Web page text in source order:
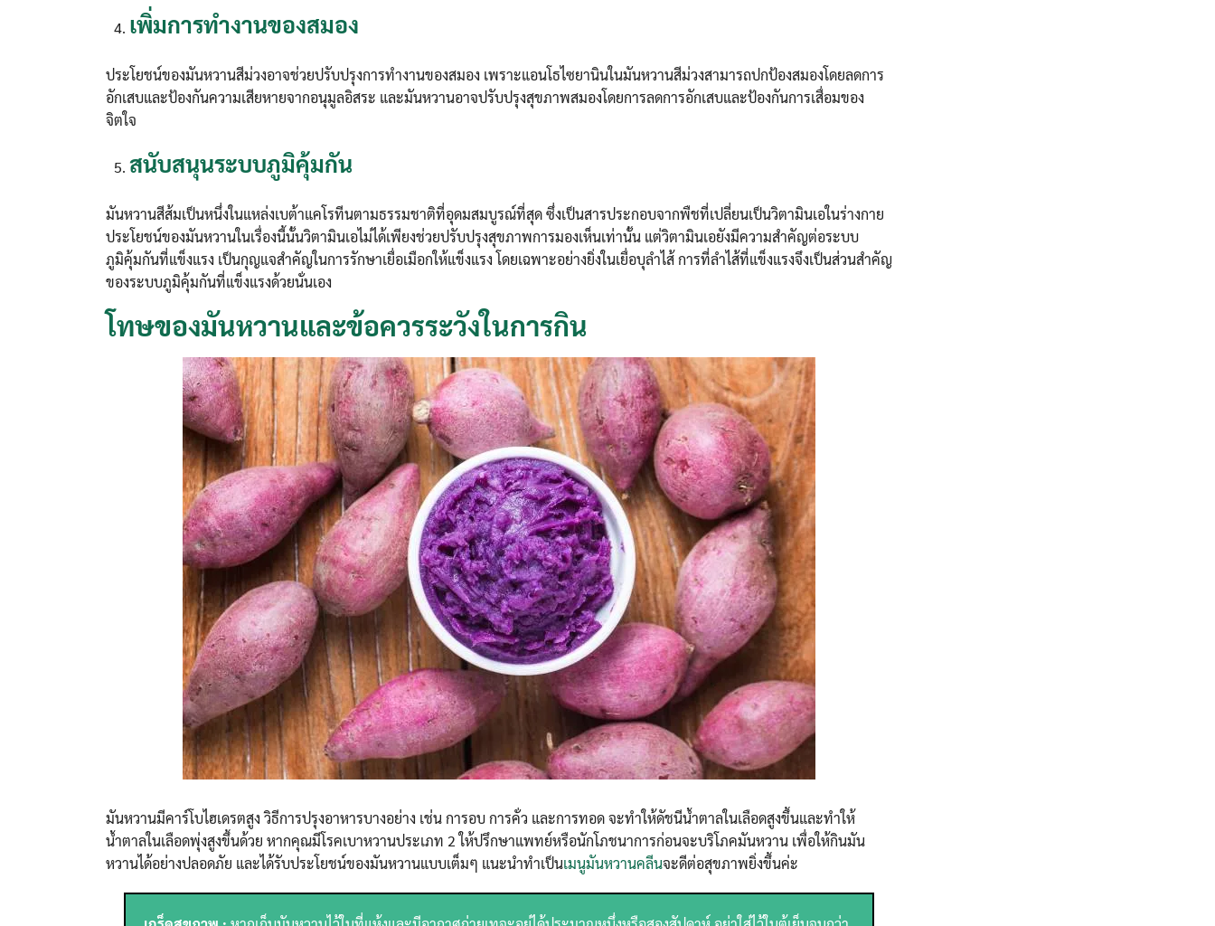
เพิ่มการทำงานของสมอง
ประโยชน์ของมันหวานสีม่วงอาจช่วยปรับปรุงการทำงานของสมอง เพราะแอนโธไซยานินในมันหวานสีม่วงสามารถปกป้องสมองโดยลดการ
อักเสบและป้องกันความเสียหายจากอนุมูลอิสระ และมันหวานอาจปรับปรุงสุขภาพสมองโดยการลดการอักเสบและป้องกันการเสื่อมของ
จิตใจ
สนับสนุนระบบภูมิคุ้มกัน
มันหวานสีส้มเป็นหนึ่งในแหล่งเบต้าแคโรทีนตามธรรมชาติที่อุดมสมบูรณ์ที่สุด ซึ่งเป็นสารประกอบจากพืชที่เปลี่ยนเป็นวิตามินเอในร่างกาย
ประโยชน์ของมันหวานในเรื่องนี้นั้นวิตามินเอไม่ได้เพียงช่วยปรับปรุงสุขภาพการมองเห็นเท่านั้น แต่วิตามินเอยังมีความสำคัญต่อระบบ
ภูมิคุ้มกันที่แข็งแรง เป็นกุญแจสำคัญในการรักษาเยื่อเมือกให้แข็งแรง โดยเฉพาะอย่างยิ่งในเยื่อบุลำไส้ การที่ลำไส้ที่แข็งแรงจึงเป็นส่วนสำคัญ
ของระบบภูมิคุ้มกันที่แข็งแรงด้วยนั่นเอง
โทษของมันหวานและข้อควรระวังในการกิน
มันหวานมีคาร์โบไฮเดรตสูง วิธีการปรุงอาหารบางอย่าง เช่น การอบ การคั่ว และการทอด จะทำให้ดัชนีน้ำตาลในเลือดสูงขึ้นและทำให้
น้ำตาลในเลือดพุ่งสูงขึ้นด้วย หากคุณมีโรคเบาหวานประเภท 2 ให้ปรึกษาแพทย์หรือนักโภชนาการก่อนจะบริโภคมันหวาน เพื่อให้กินมัน
หวานได้อย่างปลอดภัย และได้รับประโยชน์ของมันหวานแบบเต็มๆ แนะนำทำเป็นเมนูมันหวานคลีนจะดีต่อสุขภาพยิ่งขึ้นค่ะ